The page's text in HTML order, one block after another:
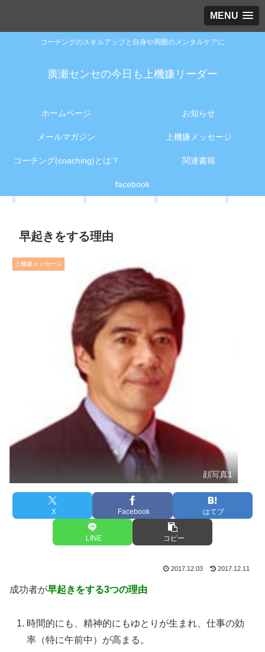
MENU
コーチングのスキルアップと自身や周囲のメンタルケアに
廣瀬センセの今日も上機嫌リーダー
ホームページ お知らせ
メールマガジン 上機嫌メッセージ
コーチング(coaching)とは？ 関連書籍
facebook
早起きをする理由
上機嫌メッセージ
顔写真1
X Facebook はてブ
LINE コピー
2017.12.03 2017.12.11
成功者が早起きをする3つの理由
時間的にも、精神的にもゆとりが生まれ、仕事の効
率（特に午前中）が高まる。